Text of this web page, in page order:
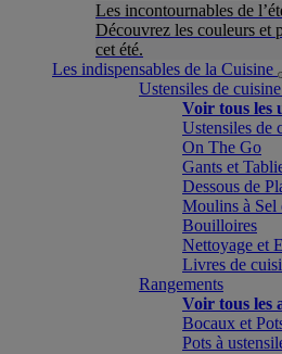
Les incontournables de
Découvrez les couleurs et
cet été.
Les indispensables de la Cuisine
Ustensiles de
Voir tous les
Ustensiles de
On The Go
Gants et
Dessous de
Moulins à Sel
Bouilloires
Nettoyage et
Livres de
Rangements
Voir tous les
Bocaux et
Pots à